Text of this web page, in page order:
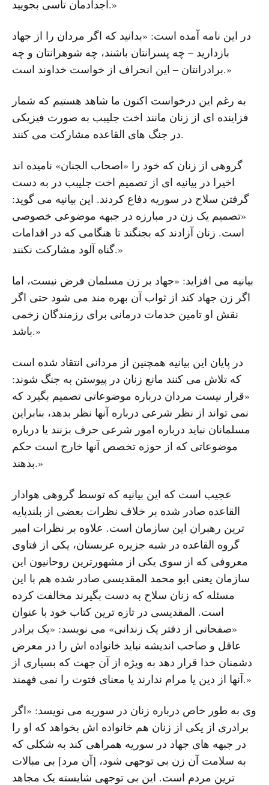
اجدادمان تاسی بجویید.»
در این نامه آمده است: «بدانید که اگر مردان را از جهاد
بازدارید – چه پسرانتان باشند، چه شوهرانتان و چه
برادرانتان – این انحراف از خواست خداوند است.»
به رغم این درخواست اکنون ما شاهد هستیم که شمار
فزاینده ای از زنان مانند اخت جلیبب به صورت فیزیکی
در جنگ های القاعده مشارکت می کنند.
گروهی از زنان که خود را «اصحاب الجنان» نامیده اند
اخیرا در بیانیه ای از تصمیم اخت جلیبب در به دست
گرفتن سلاح در سوریه دفاع کردند. این بیانیه می گوید:
«تصمیم یک زن در مبارزه در جبهه موضوعی خصوصی
است. زنان آزادند که بجنگند تا هنگامی که در اقدامات
گناه آلود مشارکت نکنند.»
بیانیه می افزاید: «جهاد بر زن مسلمان فرض نیست، اما
اگر زن جهاد کند از ثواب آن بهره مند می شود حتی اگر
نقش او تامین خدمات درمانی برای رزمندگان زخمی
باشد.»
در پایان این بیانیه همچنین از مردانی انتقاد شده است
که تلاش می کنند مانع زنان در پیوستن به جنگ شوند:
«قرار نیست مردان درباره موضوعاتی تصمیم بگیرد که
نمی تواند از نظر شرعی درباره آنها نظر بدهد، بنابراین
مسلمانان نباید درباره امور شرعی حرف بزنند یا درباره
موضوعاتی که از حوزه تخصص آنها خارج است حکم
بدهند.»
عجیب است که این بیانیه که توسط گروهی هوادار
القاعده صادر شده بر خلاف نظرات بعضی از بلندپایه
ترین رهبران این سازمان است. علاوه بر نظرات امیر
گروه القاعده در شبه جزیره عربستان، یکی از فتاوی
معروفی که از سوی یکی از مشهورترین روحانیون این
سازمان یعنی ابو محمد المقدیسی صادر شده هم با این
مسئله که زنان سلاح به دست بگیرند مخالفت کرده
است. المقدیسی در تازه ترین کتاب خود با عنوان
«صفحاتی از دفتر یک زندانی» می نویسد: «یک برادر
عاقل و صاحب اندیشه نباید خانواده اش را در معرض
دشمنان خدا قرار دهد به ویژه از آن جهت که بسیاری از
آنها از دین یا مرام ندارند یا معنای فتوت را نمی فهمند.»
وی به طور خاص درباره زنان در سوریه می نویسد: «اگر
برادری از یکی از زنان هم خانواده اش بخواهد که او را
در جبهه های جهاد در سوریه همراهی کند به شکلی که
به سلامت آن زن بی توجهی شود، [آن مرد] بی مبالات
ترین مردم است. این بی توجهی شایسته یک مجاهد